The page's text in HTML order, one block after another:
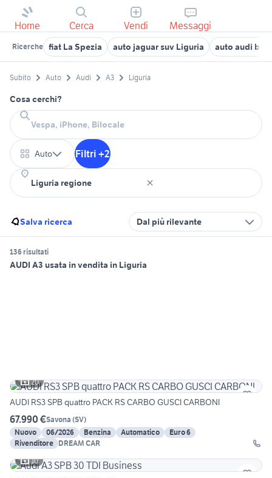
Home Cerca Vendi Messaggi
Ricerche fiat La Spezia auto jaguar suv Liguria auto audi
Subito Auto Audi A3 Liguria
Cosa cerchi?
Auto Filtri +2
Salva ricerca Dal più rilevante
136 risultati
AUDI A3 usata in vendita in Liguria
20
AUDI RS3 SPB quattro PACK RS CARBO GUSCI CARBONI
67.990 €Savona (SV)
Nuovo
06/2026 Benzina Automatico
Euro 6
Rivenditore DREAM CAR
10